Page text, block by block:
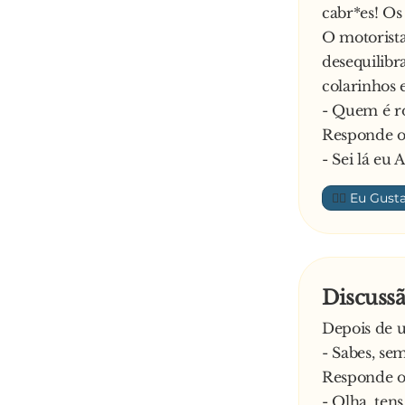
cabr*es!
O
colarinhos
- Quem é
Responde
- Sei lá eu
👍🏼
Depois de
- Sabes,
Responde
- Olha,